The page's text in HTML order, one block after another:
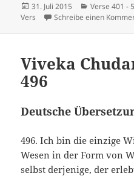
Veröffentlicht
am
31. Juli 2015 Kategorien
Verse 401 -
Vers
Schreibe einen
Viveka
496
Deutsche
496. Ich bin die einzige
Wesen in der Form von
selbst derjenige, der